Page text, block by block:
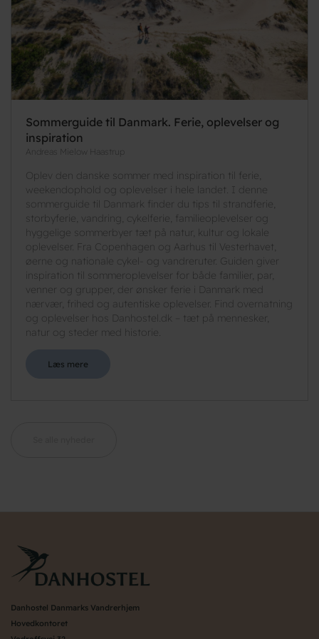
Sommerguide til Danmark. Ferie, oplevelser og
inspiration
Andreas Mielow Haastrup
Oplev den danske sommer med inspiration til ferie,
weekendophold og oplevelser i hele landet. I denne
sommerguide til Danmark finder du tips til strandferie,
storbyferie, vandring, cykelferie, familieoplevelser og
hyggelige sommerbyer tæt på natur, kultur og lokale
oplevelser. Fra Copenhagen og Aarhus til Vesterhavet,
øerne og nationale cykel- og vandreruter. Guiden giver
inspiration til sommeroplevelser for både familier, par,
venner og grupper, der ønsker ferie i Danmark med
nærvær, frihed og autentiske oplevelser. Find overnatning
og oplevelser hos Danhostel.dk – tæt på mennesker,
natur og steder med historie.
Læs mere
Danhostel Danmarks Vandrerhjem
Hovedkontoret